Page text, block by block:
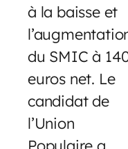
à la baisse et
du SMIC à
euros net. Le
candidat de
l’Union